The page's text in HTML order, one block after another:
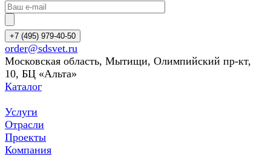
+7 (495) 979-40-50
order@sdsvet.ru
Московская область, Мытищи, Олимпийский пр-кт,
10, БЦ «Альта»
Каталог
Услуги
Отрасли
Проекты
Компания